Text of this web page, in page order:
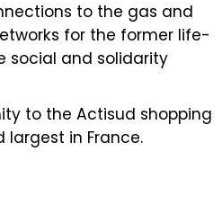
to the gas and
for the former life-
social and solidarity
to the Actisud shopping
largest in France.